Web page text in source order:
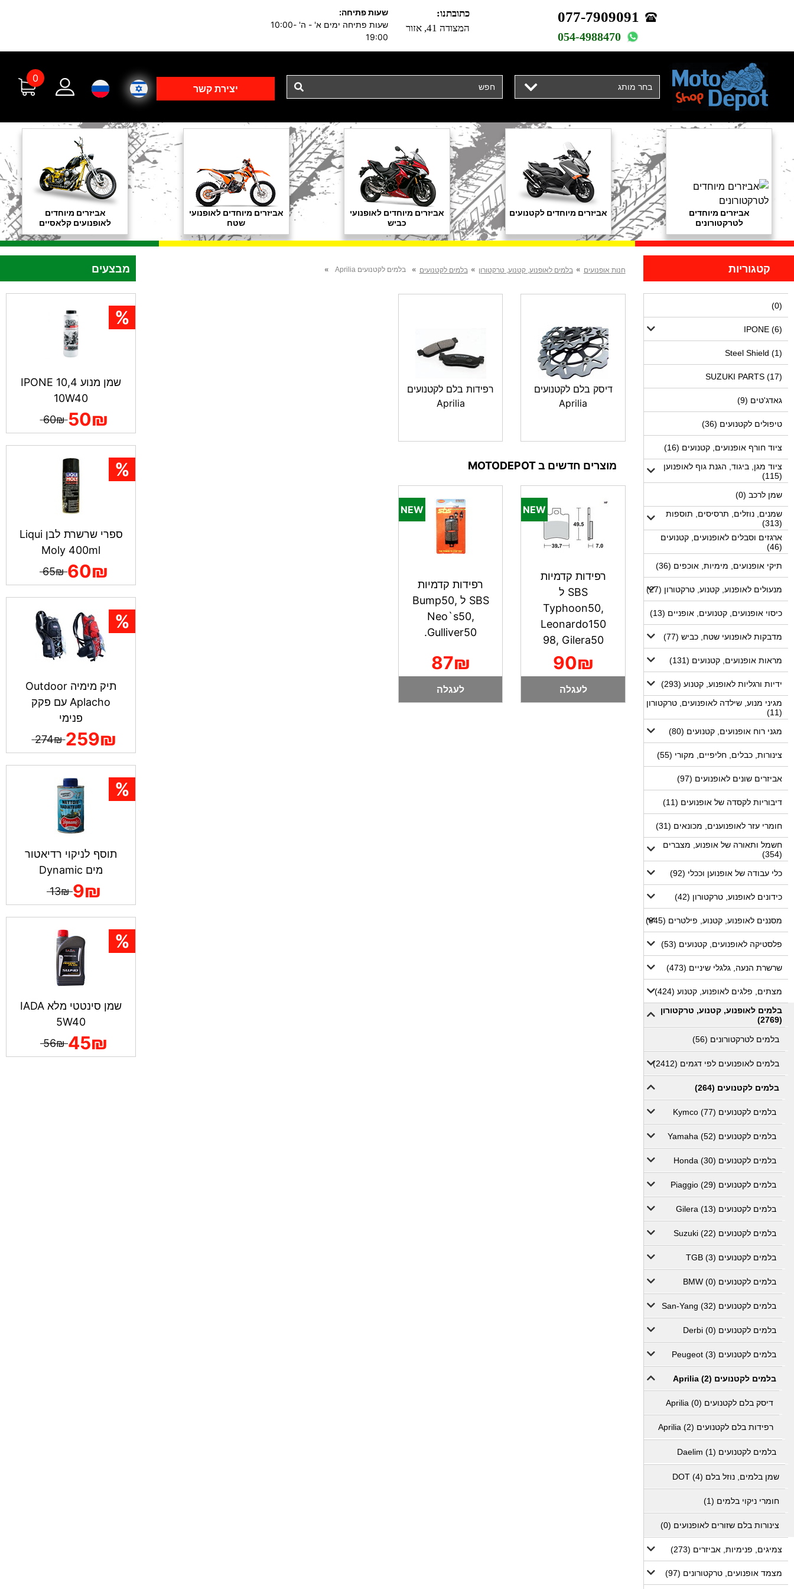
077-7909091
054-4988470
כתובתנו:
המצודה 41, אזור
שעות פתיחה:
שעות פתיחה ימים א' - ה' 10:00-
19:00
בחר מותג יצירת קשר
0
אביזרים מיוחדים
לטרקטורונים
אביזרים מיוחדים לקטנועים
אביזרים מיוחדים לאופנועי
כביש
אביזרים מיוחדים לאופנועי
שטח
אביזרים מיוחדים
לאופנועים קלאסיים
קטגוריות
(0)
IPONE (6)
Steel Shield (1)
SUZUKI PARTS (17)
גאדג'טים (9)
טיפולים לקטנועים (36)
ציוד חורף אופנועים, קטנועים (16)
ציוד מגן, ביגוד, הגנת גוף לאופנוען
(115)
שמן לרכב (0)
שמנים, נוזלים, תרסיסים, תוספות
(313)
ארגזים וסבלים לאופנועים, קטנועים
(46)
תיקי אופנועים, מימיות, אוכפים (36)
מנעולים לאופנוע, קטנוע, טרקטורון (27)
כיסוי אופנועים, קטנועים, אופניים (13)
מדבקות לאופנועי שטח, כביש (77)
מראות אופנועים, קטנועים (131)
ידיות ורגליות לאופנוע, קטנוע (293)
מגיני מנוע, שילדה לאופנועים, טרקטורון
(11)
מגני רוח אופנועים, קטנועים (80)
צינורות, כבלים, חליפיים, מקורי (55)
אביזרים שונים לאופנועים (97)
דיבוריות לקסדה של אופנועים (11)
חומרי עזר לאופנוענים, מכונאים (31)
חשמל ותאורה של אופנוע, מצברים
(354)
כלי עבודה של אופנוען וככלי (92)
כידונים לאופנוע, טרקטורון (42)
מסננים לאופנוע, קטנוע, פילטרים (845)
פלסטיקה לאופנועים, קטנועים (53)
שרשרת הנעה, גלגלי שיניים (473)
מצתים, פלגים לאופנוע, קטנוע (424)
בלמים לאופנוע, קטנוע, טרקטורון
(2769)
בלמים לטרקטורונים (56)
בלמים לאופנועים לפי דגמים (2412)
בלמים לקטנועים (264)
בלמים לקטנועים Kymco (77)
בלמים לקטנועים Yamaha (52)
בלמים לקטנועים Honda (30)
בלמים לקטנועים Piaggio (29)
בלמים לקטנועים Gilera (13)
בלמים לקטנועים Suzuki (22)
בלמים לקטנועים TGB (3)
בלמים לקטנועים BMW (0)
בלמים לקטנועים San-Yang (32)
בלמים לקטנועים Derbi (0)
בלמים לקטנועים Peugeot (3)
בלמים לקטנועים Aprilia (2)
דיסק בלם לקטנועים Aprilia (0)
רפידות בלם לקטנועים Aprilia (2)
בלמים לקטנועים Daelim (1)
שמן בלמים, נוזל בלם DOT (4)
חומרי ניקוי בלמים (1)
צינורות בלם שזורים לאופנועים (0)
צמיגים, פנימיות, אביזרים (273)
מצמד אופנועים, טרקטורונים (97)
חנות אופנועים » בלמים לאופנוע, קטנוע, טרקטורון » בלמים לקטנועים » בלמים לקטנועים Aprilia »
דיסק בלם לקטנועים
Aprilia
רפידות בלם לקטנועים
Aprilia
מוצרים חדשים ב MOTODEPOT
רפידות קדמיות
SBS ל
Typhoon50,
Leonardo150
98, Gilera50
90₪
לעגלה
רפידות קדמיות
SBS ל Bump50,
Neo`s50,
Gulliver50.
87₪
לעגלה
מבצעים
שמן מנוע IPONE 10,4
10W40
50₪
60₪
ספרי שרשרת לבן Liqui
Moly 400ml
60₪
65₪
תיק מימיה Outdoor
Aplacho עם פקק
פנימי
259₪
274₪
תוסף לניקוי רדיאטור
מים Dynamic
9₪
13₪
שמן סינטטי מלא IADA
5W40
45₪
56₪